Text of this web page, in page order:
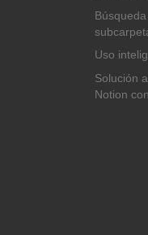
Uso
Solución
Notion